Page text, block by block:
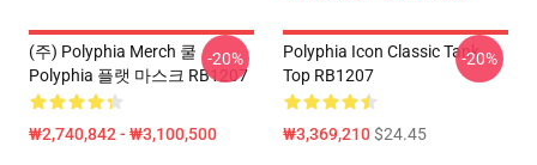
(주) Polyphia Merch 쿨
Polyphia 플랫 마스크 RB1207
₩2,740,842 - ₩3,100,500
-20%
Polyphia Icon Classic Tank
Top RB1207
₩3,369,210$24.45
-20%